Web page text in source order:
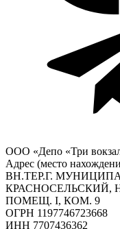
ООО «Депо «Три
Адрес (место
ВН.ТЕР.Г.
КРАСНОСЕЛЬСКИЙ,
ПОМЕЩ. I, КОМ. 9
ОГРН 1197746723668
ИНН 7707436362